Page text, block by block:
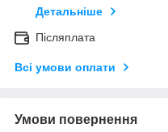
Детальніше
Післяплата
Всі умови оплати
Умови повернення